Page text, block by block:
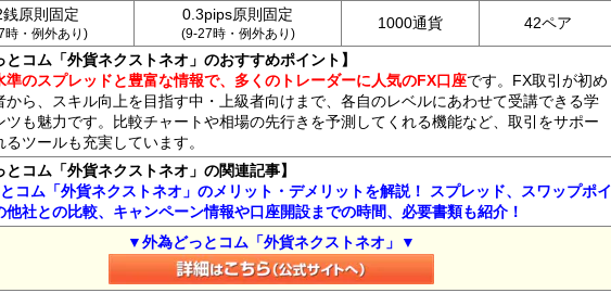
原則固定
時・例外あり)
0.3pips原則固定
(9-27時・例外あり)
1000通貨 42ペア
とコム「外貨ネクストネオ」のおすすめポイント】
準のスプレッドと豊富な情報で、多くのトレーダーに人気のFX口座です。FX取引が初め
から、スキル向上を目指す中・上級者向けまで、各自のレベルにあわせて受講できる学
ツも魅力です。比較チャートや相場の先行きを予測してくれる機能など、取引をサポー
るツールも充実しています。
とコム「外貨ネクストネオ」の関連記事】
コム「外貨ネクストネオ」のメリット・デメリットを解説！ スプレッド、スワップポイ
他社との比較、キャンペーン情報や口座開設までの時間、必要書類も紹介！
▼外為どっとコム「外貨ネクストネオ」▼